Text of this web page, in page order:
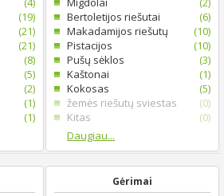
(19)
(21)
(21)
(8)
(5)
(2)
(1)
(1)
Bertoletijos riešutai
(6)
Makadamijos riešutų
(10)
Pistacijos
(10)
Pušų sėklos
(3)
Kaštonai
(1)
Kokosas
(5)
žemės riešutų sviestas
(0)
Kitas
(0)
Daugiau...
Gėrimai